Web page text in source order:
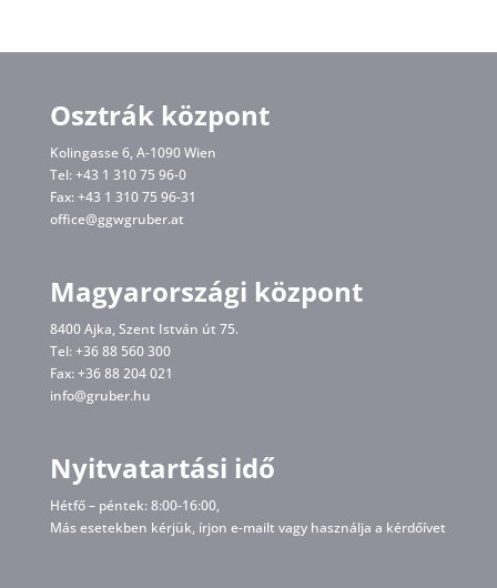
Osztrák központ
Kolingasse 6, A-1090 Wien
Tel: +43 1 310 75 96-0
Fax: +43 1 310 75 96-31
office@ggwgruber.at
Magyarországi központ
8400 Ajka, Szent István út 75.
Tel: +36 88 560 300
Fax: +36 88 204 021
info@gruber.hu
Nyitvatartási idő
Hétfő – péntek: 8:00-16:00,
Más esetekben kérjük, írjon e-mailt vagy használja a kérdőívet